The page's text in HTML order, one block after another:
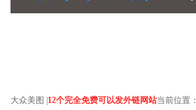
大众美图 12个完全免费可以发外链网站当前位置：